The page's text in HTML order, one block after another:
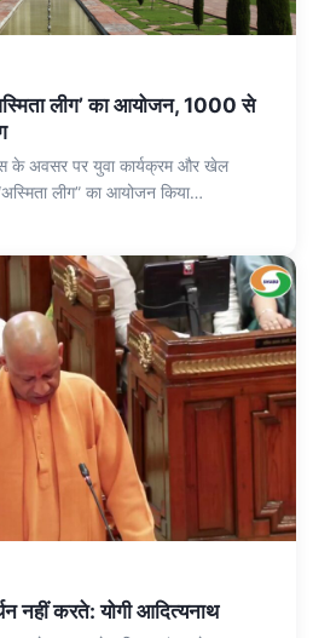
लीग’ का आयोजन, 1000 से
के अवसर पर युवा कार्यक्रम और खेल
लीग” का आयोजन किया…
नहीं करते: योगी आदित्यनाथ